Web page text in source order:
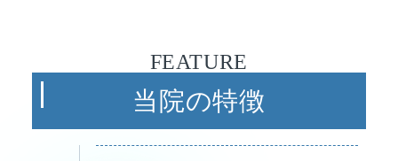
FEATURE
当院の特徴